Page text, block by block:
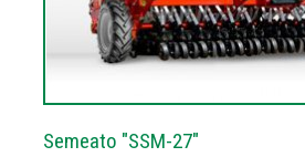
Semeato "SSM-27"